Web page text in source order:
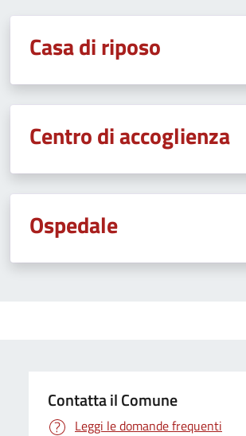
Casa di riposo
Centro di accoglienza
Ospedale
Contatta il Comune
Leggi le domande frequenti